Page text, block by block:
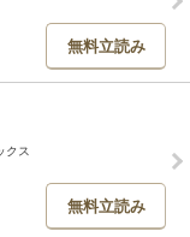
無料立読み
クス
無料立読み